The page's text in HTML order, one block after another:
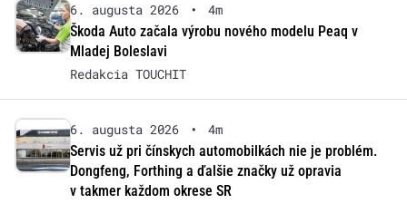
6. augusta 2026 •
4m
Škoda Auto začala výrobu nového modelu Peaq v
Mladej Boleslavi
Redakcia TOUCHIT
6. augusta 2026 •
4m
Servis už pri čínskych automobilkách nie je problém.
Dongfeng, Forthing a ďalšie značky už opravia
v takmer každom okrese SR